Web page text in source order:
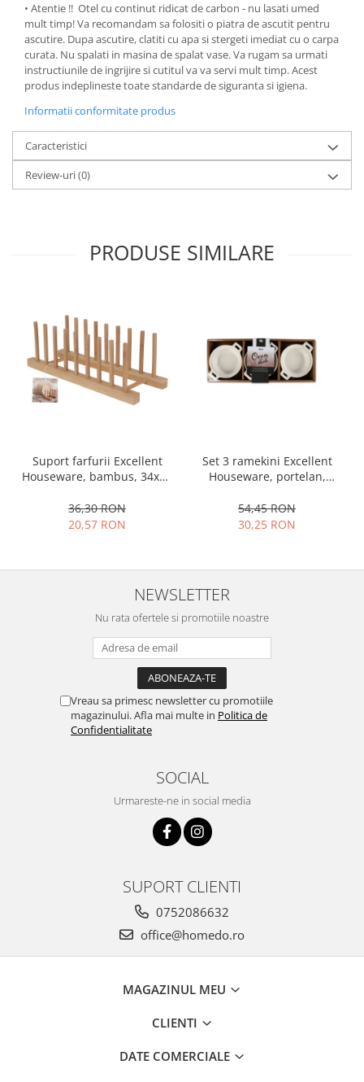
• ​​​​​Atentie !! Otel cu continut ridicat de carbon - nu lasati umed
mult timp! Va recomandam sa folositi o piatra de ascutit pentru
ascutire. Dupa ascutire, clatiti cu apa si stergeti imediat cu o carpa
curata. Nu spalati in masina de spalat vase. Va rugam sa urmati
instructiunile de ingrijire si cutitul va va servi mult timp. Acest
produs indeplineste toate standarde de siguranta si igiena.
Informatii conformitate produs
Caracteristici
Review-uri(0)
PRODUSE SIMILARE
Suport farfurii Excellent
Houseware, bambus, 34x12
36,30 RON
20,57 RON
Set 3 ramekini Excellent
Houseware, portelan,
54,45 RON
30,25 RON
NEWSLETTER
Nu rata ofertele si promotiile noastre
Vreau sa primesc newsletter cu promotiile
magazinului. Afla mai multe in Politica de
Confidentialitate
SOCIAL
Urmareste-ne in social media
SUPORT CLIENTI
0752086632
office@homedo.ro
MAGAZINUL MEU
CLIENTI
DATE COMERCIALE